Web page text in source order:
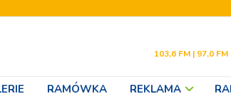
103,6 FM | 97,0
RAMÓWKA REKLAMA